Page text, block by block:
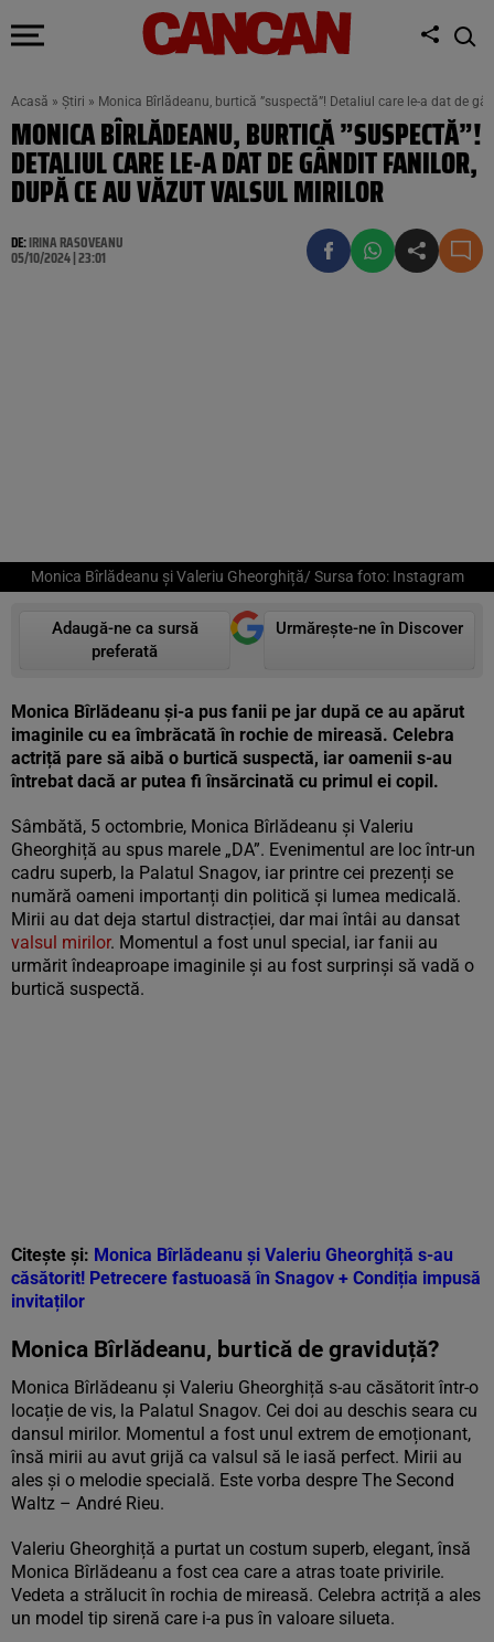
Acasă » Știri » Monica Bîrlădeanu, burtică ”suspectă”! Detaliul care le-a dat de
MONICA BÎRLĂDEANU, BURTICĂ ”SUSPECTĂ”!
DETALIUL CARE LE-A DAT DE GÂNDIT FANILOR,
DUPĂ CE AU VĂZUT VALSUL MIRILOR
DE:IRINA RASOVEANU
05/10/2024 | 23:01
Monica Bîrlădeanu și Valeriu Gheorghiță/ Sursa foto: Instagram
Adaugă-ne ca sursă
preferată
Urmărește-ne în Discover
Monica Bîrlădeanu și-a pus fanii pe jar după ce au apărut
imaginile cu ea îmbrăcată în rochie de mireasă. Celebra
actriță pare să aibă o burtică suspectă, iar oamenii s-au
întrebat dacă ar putea fi însărcinată cu primul ei copil.
Sâmbătă, 5 octombrie, Monica Bîrlădeanu și Valeriu
Gheorghiță au spus marele „DA”. Evenimentul are loc într-un
cadru superb, la Palatul Snagov, iar printre cei prezenți se
numără oameni importanți din politică și lumea medicală.
Mirii au dat deja startul distracției, dar mai întâi au dansat
valsul mirilor. Momentul a fost unul special, iar fanii au
urmărit îndeaproape imaginile și au fost surprinși să vadă o
burtică suspectă.
Citește și: Monica Bîrlădeanu și Valeriu Gheorghiță s-au
căsătorit! Petrecere fastuoasă în Snagov + Condiția impusă
invitaților
Monica Bîrlădeanu, burtică de graviduță?
Monica Bîrlădeanu și Valeriu Gheorghiță s-au căsătorit într-o
locație de vis, la Palatul Snagov. Cei doi au deschis seara cu
dansul mirilor. Momentul a fost unul extrem de emoționant,
însă mirii au avut grijă ca valsul să le iasă perfect. Mirii au
ales și o melodie specială. Este vorba despre The Second
Waltz – André Rieu.
Valeriu Gheorghiță a purtat un costum superb, elegant, însă
Monica Bîrlădeanu a fost cea care a atras toate privirile.
Vedeta a strălucit în rochia de mireasă. Celebra actriță a ales
un model tip sirenă care i-a pus în valoare silueta.